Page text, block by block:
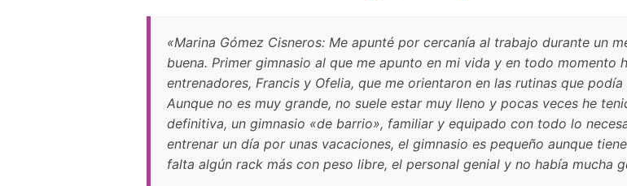
«Marina Gómez Cisneros: Me apunté por cercanía al trabajo durante un
buena. Primer gimnasio al que me apunto en mi vida y en todo
entrenadores, Francis y Ofelia, que me orientaron en las rutinas que
Aunque no es muy grande, no suele estar muy lleno y pocas veces he
definitiva, un gimnasio «de barrio», familiar y equipado con todo lo
entrenar un día por unas vacaciones, el gimnasio es pequeño aunque
falta algún rack más con peso libre, el personal genial y no había mucha